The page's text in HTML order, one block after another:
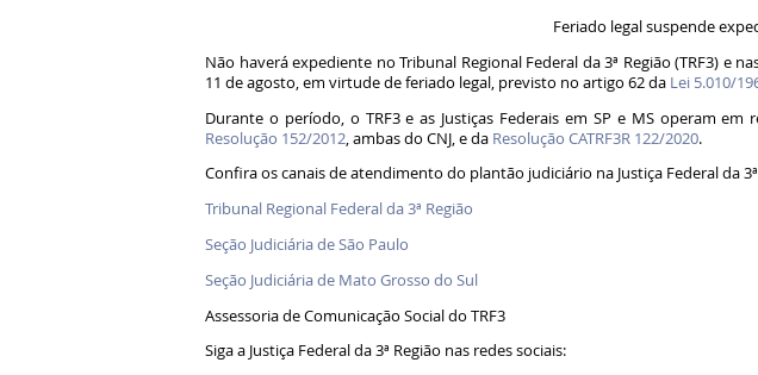
Feriado legal suspende
Não haverá expediente no Tribunal Regional Federal da 3ª Região (TRF3) e
11 de agosto, em virtude de feriado legal, previsto no artigo 62 da Lei 5.010/
Durante o período, o TRF3 e as Justiças Federais em SP e MS operam
Resolução 152/2012, ambas do CNJ, e da Resolução CATRF3R 122/2020.
Confira os canais de atendimento do plantão judiciário na Justiça Federal da
Tribunal Regional Federal da 3ª Região
Seção Judiciária de São Paulo
Seção Judiciária de Mato Grosso do Sul
Assessoria de Comunicação Social do TRF3
Siga a Justiça Federal da 3ª Região nas redes sociais: